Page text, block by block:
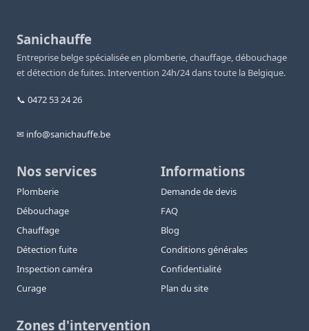
Sanichauffe
Entreprise belge spécialisée en plomberie, chauffage, débouchage
et détection de fuites. Intervention 24h/24 dans toute la Belgique.
📞 0472 53 24 26
✉ info@sanichauffe.be
Nos services
Plomberie
Débouchage
Chauffage
Détection fuite
Inspection caméra
Curage
Informations
Demande de devis
FAQ
Blog
Conditions générales
Confidentialité
Plan du site
Zones d'intervention